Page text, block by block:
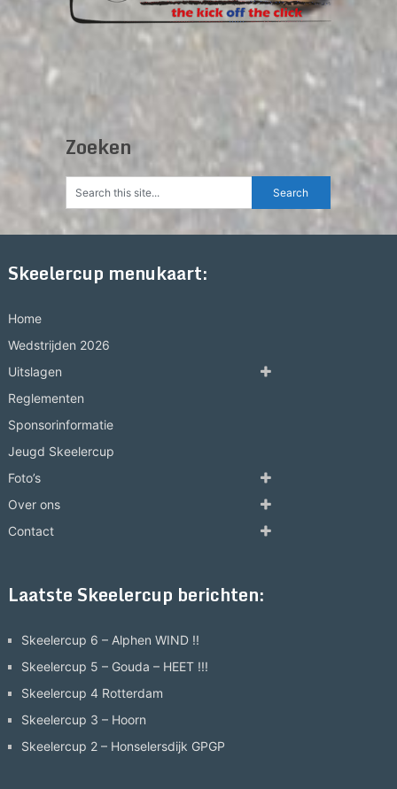
Zoeken
Skeelercup menukaart:
Home
Wedstrijden 2026
Uitslagen
Reglementen
Sponsorinformatie
Jeugd Skeelercup
Foto’s
Over ons
Contact
Laatste Skeelercup berichten:
Skeelercup 6 – Alphen WIND !!
Skeelercup 5 – Gouda – HEET !!!
Skeelercup 4 Rotterdam
Skeelercup 3 – Hoorn
Skeelercup 2 – Honselersdijk GPGP